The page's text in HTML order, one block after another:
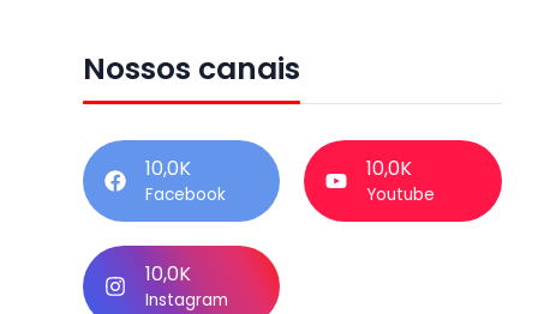
Nossos canais
10,0K
Facebook
10,0K
Youtube
10,0K
Instagram